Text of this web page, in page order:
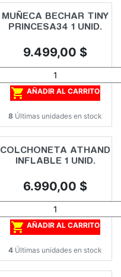
MUÑECA BECHAR TINY
PRINCESA34 1 UNID.
Precio
9.499,00 $
 AÑADIR AL CARRITO
8 Últimas unidades en stock
COLCHONETA ATHAND
INFLABLE 1 UNID.
Precio
6.990,00 $
 AÑADIR AL CARRITO
4 Últimas unidades en stock